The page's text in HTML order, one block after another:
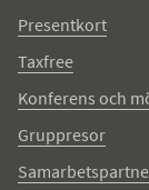
Presentkort
Taxfree
Konferens och
Gruppresor